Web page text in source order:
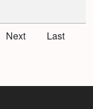
Next
Last